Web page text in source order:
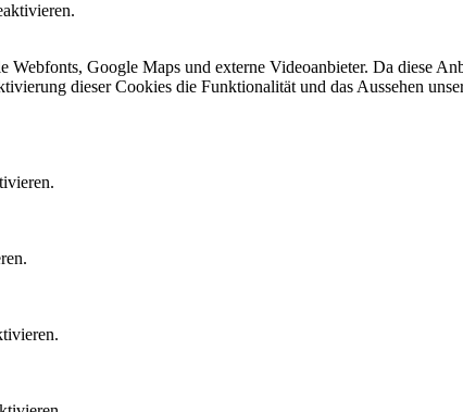
Google Maps und externe Videoanbieter. Da diese
dieser Cookies die Funktionalität und das Aussehen